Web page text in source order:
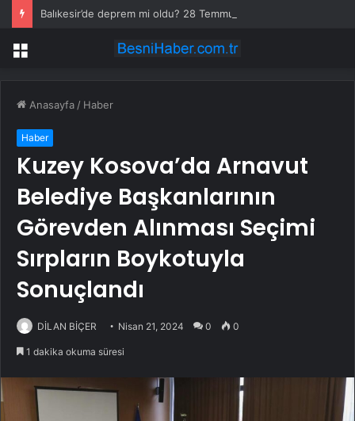
Menü
Anasayfa / Haber
Haber
Kuzey Kosova’da Arnavut
Belediye Başkanlarının
Görevden Alınması Seçimi
Sırpların Boykotuyla
Sonuçlandı
DİLAN BİÇER Nisan 21, 2024 0 0
1 dakika okuma süresi